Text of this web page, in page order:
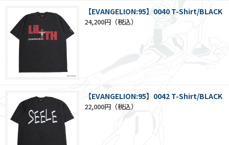
【EVANGELION:95】0040 T-Shirt/BLACK
24,200円
【EVANGELION:95】0042 T-Shirt/BLACK
22,000円